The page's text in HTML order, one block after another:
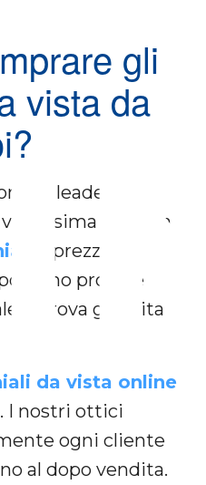
gli
vista da
leader in
gamma
a prezzi
provare
o prova gratuita
da vista online
I nostri ottici
ogni cliente
al dopo vendita.